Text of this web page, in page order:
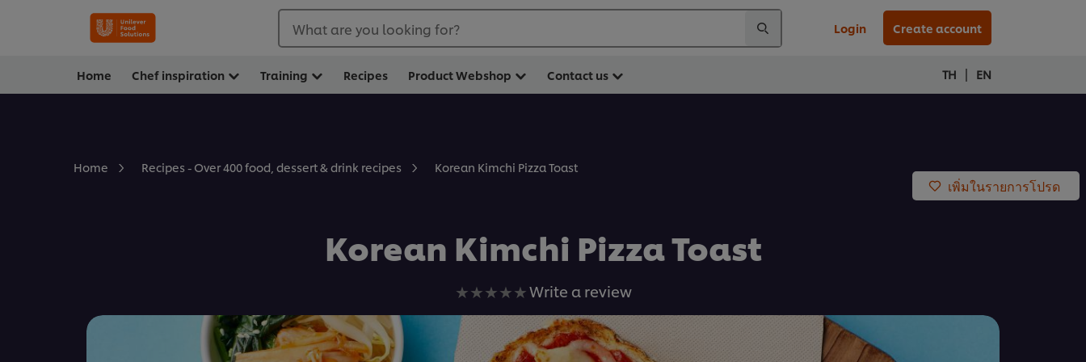
What are you looking for? Login Create account
Home Chef inspiration Training Recipes Product Webshop Contact us TH | EN
Home Recipes - Over 400 food, dessert & drink recipes Korean Kimchi Pizza Toast
เพิ่มในรายการโปรด
Korean Kimchi Pizza Toast
No
ratings
submitted
for
Write a review